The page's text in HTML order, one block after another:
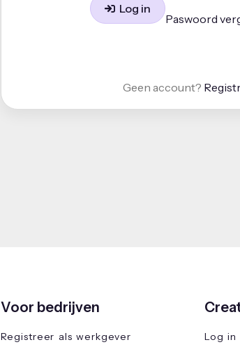
Log in
Paswoord
Geen account?
Voor bedrijven
Registreer als werkgever Log in